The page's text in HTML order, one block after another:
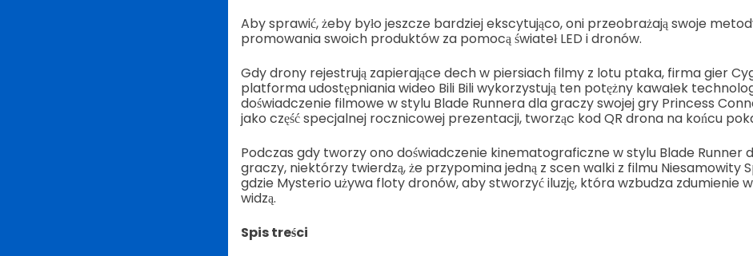
Aby sprawić, żeby było jeszcze bardziej ekscytująco, oni przeobrażają swoje
promowania swoich produktów za pomocą świateł LED i dronów.
Gdy drony rejestrują zapierające dech w piersiach filmy z lotu ptaka, firma gier
platforma udostępniania wideo Bili Bili wykorzystują ten potężny kawałek
doświadczenie filmowe w stylu Blade Runnera dla graczy swojej gry Princess
jako część specjalnej rocznicowej prezentacji, tworząc kod QR drona na końcu
Podczas gdy tworzy ono doświadczenie kinematograficzne w stylu Blade Runner
graczy, niektórzy twierdzą, że przypomina jedną z scen walki z filmu Niesamowity
gdzie Mysterio używa floty dronów, aby stworzyć iluzję, która wzbudza zdumienie
widzą.
Spis treści